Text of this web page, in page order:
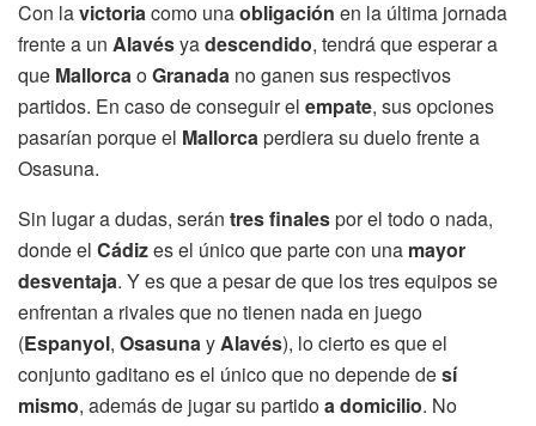
Con lavictoriacomo unaobligación en la última jornada
frente a un Alavésyadescendido, tendrá que esperar a
que MallorcaoGranada no ganen sus respectivos
partidos. En caso de conseguir el empate, sus opciones
pasarían porque el Mallorcaperdiera su duelo frente a
Osasuna.
Sin lugar a dudas, serán tres finalespor el todo o nada,
donde el Cádizes el único que parte con una mayor
desventaja. Y es que a pesar de que los tres equipos se
enfrentan a rivales que no tienen nada en juego
(Espanyol, OsasunayAlavés), lo cierto es que el
conjunto gaditano es el único que no depende desí
mismo, además de jugar su partidoa domicilio. No